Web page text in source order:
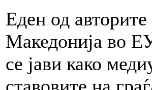
Еден од авторите
Македонија во
се јави како